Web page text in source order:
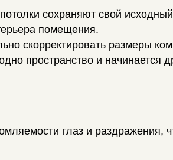
сохраняют свой
помещения.
скорректировать размеры
пространство и начинается
глаз и раздражения,